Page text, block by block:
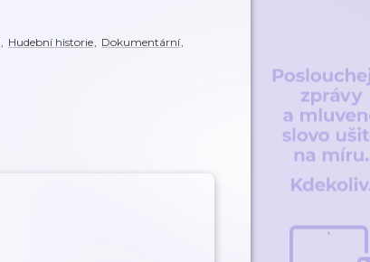
, Hudební historie, Dokumentární,